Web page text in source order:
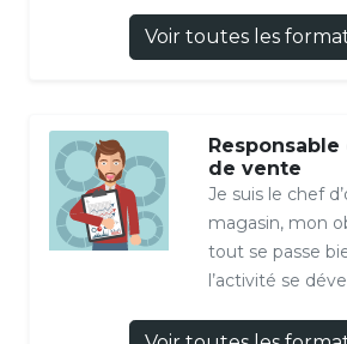
Voir toutes les
de vente
Je suis le chef
magasin, mon
tout se passe
l’activité se